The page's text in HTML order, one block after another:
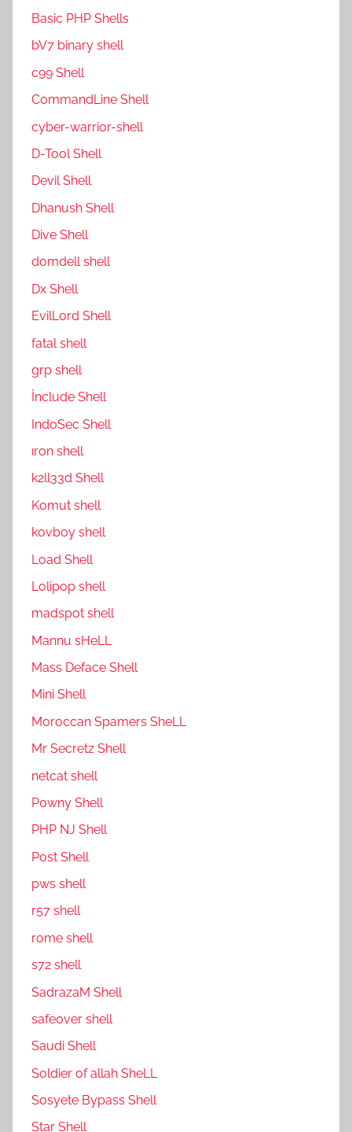
Basic PHP Shells
bV7 binary shell
c99 Shell
CommandLine Shell
cyber-warrior-shell
D-Tool Shell
Devil Shell
Dhanush Shell
Dive Shell
domdell shell
Dx Shell
EvilLord Shell
fatal shell
grp shell
İnclude Shell
IndoSec Shell
ıron shell
k2ll33d Shell
Komut shell
kovboy shell
Load Shell
Lolipop shell
madspot shell
Mannu sHeLL
Mass Deface Shell
Mini Shell
Moroccan Spamers SheLL
Mr Secretz Shell
netcat shell
P0wny Shell
PHP NJ Shell
Post Shell
pws shell
r57 shell
rome shell
s72 shell
SadrazaM Shell
safe0ver shell
Saudi Shell
Soldier of allah SheLL
Sosyete Bypass Shell
Star Shell